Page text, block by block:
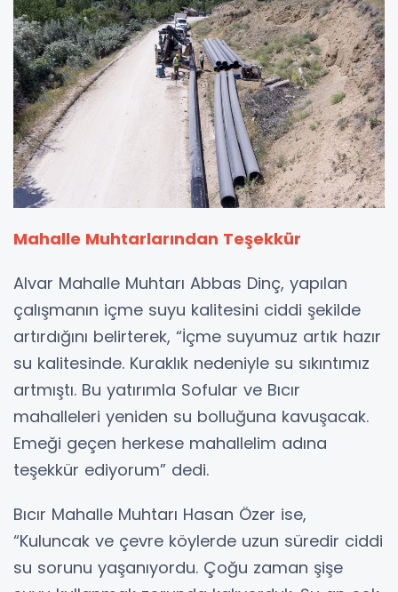
Mahalle Muhtarlarından Teşekkür
Alvar Mahalle Muhtarı Abbas Dinç, yapılan
çalışmanın içme suyu kalitesini ciddi şekilde
artırdığını belirterek, “İçme suyumuz artık hazır
su kalitesinde. Kuraklık nedeniyle su sıkıntımız
artmıştı. Bu yatırımla Sofular ve Bıcır
mahalleleri yeniden su bolluğuna kavuşacak.
Emeği geçen herkese mahallelim adına
teşekkür ediyorum” dedi.
Bıcır Mahalle Muhtarı Hasan Özer ise,
“Kuluncak ve çevre köylerde uzun süredir ciddi
su sorunu yaşanıyordu. Çoğu zaman şişe